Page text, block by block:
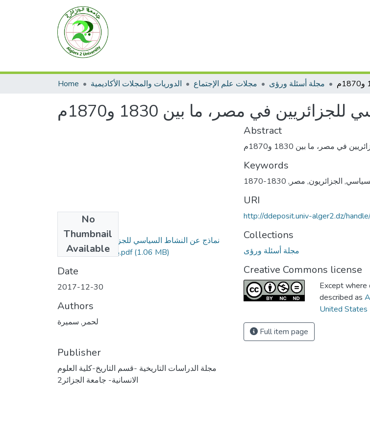
Home الدوريات والمجلات الأكاديمية مجلات علم الإجتماع مجلة أسئلة ورؤى
في مصر، ما بين 1830 و1870م
No
Thumbnail
Available
نماذج عن النشاط السياسي للجزائريين في مصر، ما
بين 1830 و1870م.pdf(1.06 MB)
Date
2017-12-30
Authors
لحمر, سميرة
Publisher
مجلة الدراسات التاريخية -قسم التاريخ-كلية العلوم
الانسانية- جامعة الجزائر2
Abstract
مصر، ما بين 1830 و1870م
Keywords
, الجزائريون, مصر ,
1830-1870
URI
http://ddeposit.univ-alger2.dz/
Collections
مجلة أسئلة ورؤى
Creative Commons license
Except where
described as
United States
Full item page